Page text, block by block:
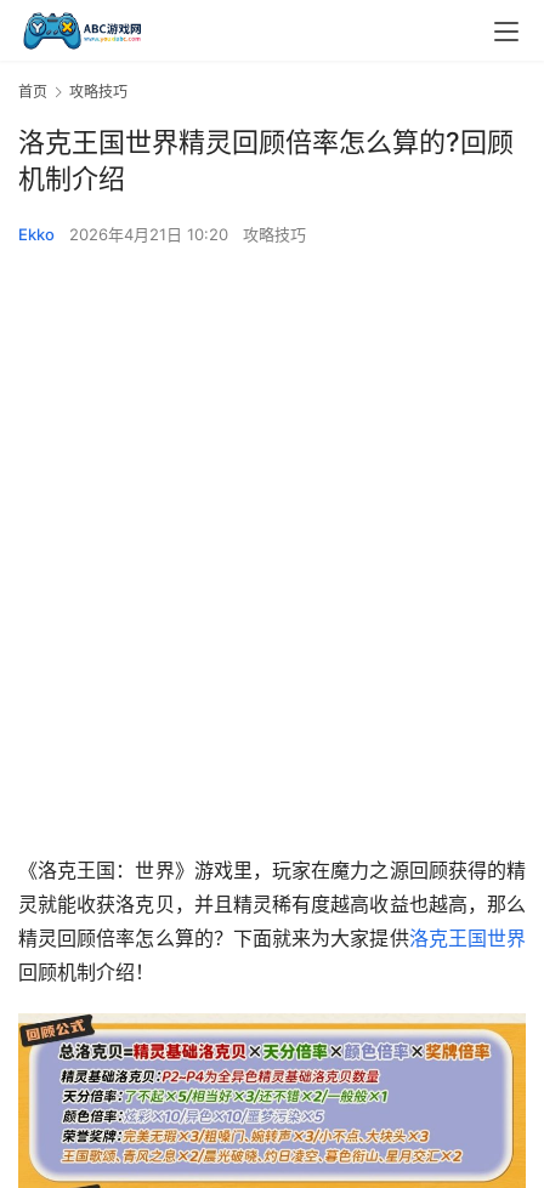
首页 攻略技巧
洛克王国世界精灵回顾倍率怎么算的?回顾
机制介绍
Ekko 2026年4月21日 10:20 攻略技巧
《洛克王国：世界》游戏里，玩家在魔力之源回顾获得的精
灵就能收获洛克贝，并且精灵稀有度越高收益也越高，那么
精灵回顾倍率怎么算的？下面就来为大家提供洛克王国世界
回顾机制介绍！